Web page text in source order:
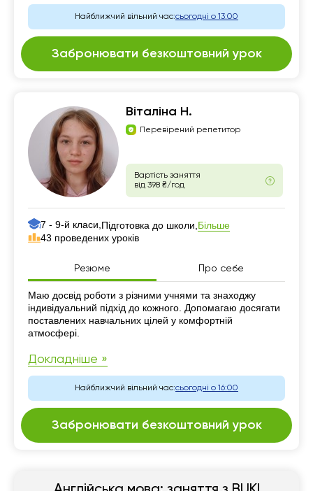
Найближчий вільний час:сьогодні о 13:00
Забронювати безкоштовний урок
Віталіна Н.
Перевірений репетитор
Вартість заняття
від 398 ₴/год
7 - 9-й класи, Підготовка до школи, Більше
43 проведених уроків
Резюме Про себе
Резюме
Маю досвід роботи з різними учнями та знаходжу
індивідуальний підхід до кожного. Допомагаю досягати
поставлених навчальних цілей у комфортній
атмосфері.
Докладніше »
Найближчий вільний час:сьогодні о 16:00
Забронювати безкоштовний урок